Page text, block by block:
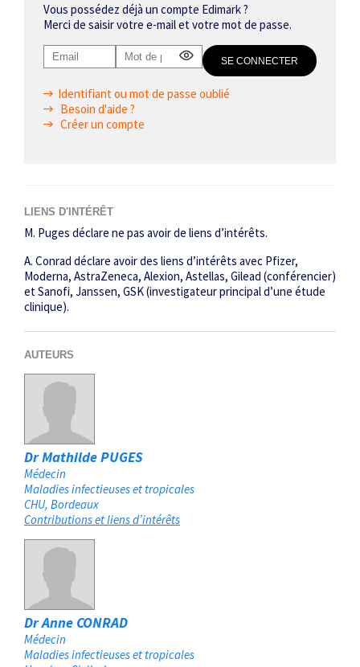
Vous possédez déjà un compte Edimark ?
Merci de saisir votre e-mail et votre mot de passe.
Identifiant ou mot de passe oublié
Besoin d'aide ?
Créer un compte
LIENS D'INTÉRÊT
M. Puges déclare ne pas avoir de liens d’intérêts.
A. Conrad déclare avoir des liens d’intérêts avec Pfizer,
Moderna, AstraZeneca, Alexion, Astellas, Gilead (conférencier)
et Sanofi, Janssen, GSK (investigateur principal d’une étude
clinique).
AUTEURS
Dr Mathilde PUGES
Médecin
Maladies infectieuses et tropicales
CHU Bordeaux
Contributions et liens d’intérêts
Dr Anne CONRAD
Médecin
Maladies infectieuses et tropicales